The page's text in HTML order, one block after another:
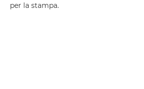
per la stampa.